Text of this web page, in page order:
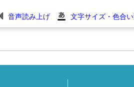
音声読み上げ 文字サイズ・色合